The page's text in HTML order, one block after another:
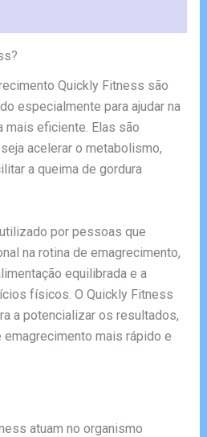
Quickly Fitness são
especialmente para ajudar na
mais eficiente. Elas são
acelerar o metabolismo,
a queima de gordura
por pessoas que
na rotina de emagrecimento,
equilibrada e a
físicos. O Quickly Fitness
a potencializar os resultados,
mais rápido e
atuam no organismo